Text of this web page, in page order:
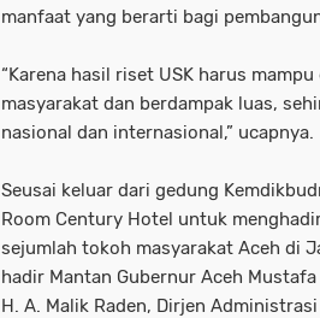
manfaat yang berarti bagi
“Karena hasil riset USK harus
masyarakat dan berdampak luas,
nasional dan internasional,” ucapnya.
Seusai keluar dari gedung
Room Century Hotel untuk
sejumlah tokoh masyarakat Aceh di
hadir Mantan Gubernur Aceh
H. A. Malik Raden, Dirjen